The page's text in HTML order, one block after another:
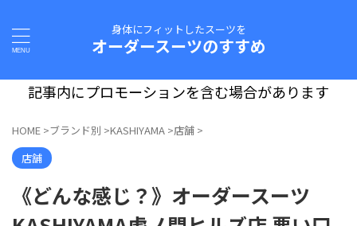
身体にフィットしたスーツを
オーダースーツのすすめ
記事内にプロモーションを含む場合があります
HOME >ブランド別 >KASHIYAMA >店舗 >
店舗
《どんな感じ？》オーダースーツ